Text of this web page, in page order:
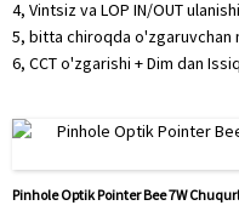
4, Vintsiz va LOP IN/OUT
5, bitta chiroqda o'zgaruvchan
6, CCT o'zgarishi + Dim dan
Pinhole Optik Pointer Bee 7W